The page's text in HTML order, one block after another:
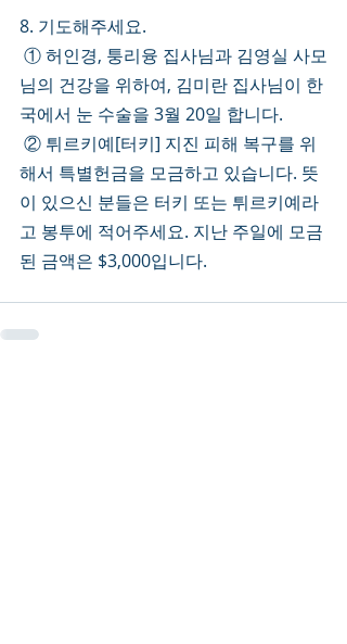
8. 기도해주세요.
님의 건강을 위하여, 김미란 집사님이 한
국에서 눈 수술을 3월 20일 합니다.
해서 특별헌금을 모금하고 있습니다. 뜻
이 있으신 분들은 터키 또는 튀르키예라
고 봉투에 적어주세요. 지난 주일에 모금
된 금액은 $3,000입니다.